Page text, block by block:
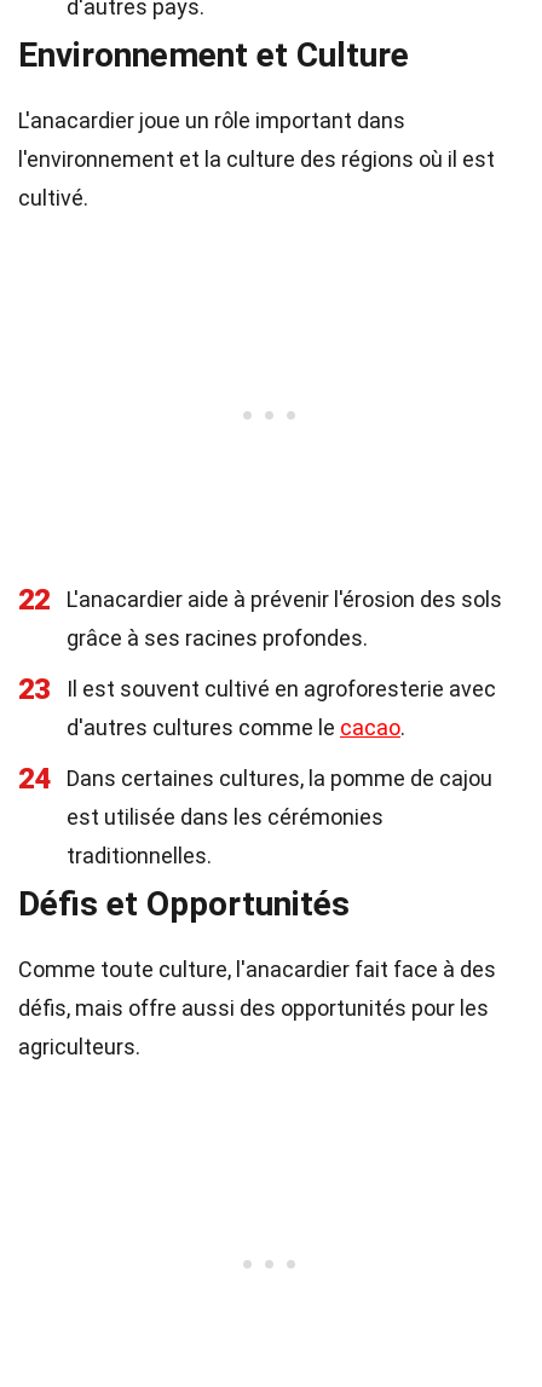
d'autres pays.
Environnement et Culture
L'anacardier joue un rôle important dans
l'environnement et la culture des régions où il est
cultivé.
22
L'anacardier aide à prévenir l'érosion des sols
grâce à ses racines profondes.
23
Il est souvent cultivé en agroforesterie avec
d'autres cultures comme le cacao.
24
Dans certaines cultures, la pomme de cajou
est utilisée dans les cérémonies
traditionnelles.
Défis et Opportunités
Comme toute culture, l'anacardier fait face à des
défis, mais offre aussi des opportunités pour les
agriculteurs.